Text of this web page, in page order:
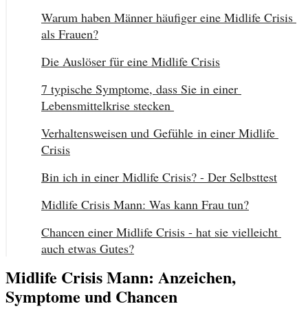
Warum haben Männer häufiger eine Midlife Crisis
als Frauen?
Die Auslöser für eine Midlife Crisis
7 typische Symptome, dass Sie in einer
Lebensmittelkrise stecken
Verhaltensweisen und Gefühle in einer Midlife
Crisis
Bin ich in einer Midlife Crisis? - Der Selbsttest
Midlife Crisis Mann: Was kann Frau tun?
Chancen einer Midlife Crisis - hat sie vielleicht
auch etwas Gutes?
Midlife Crisis Mann: Anzeichen,
Symptome und Chancen